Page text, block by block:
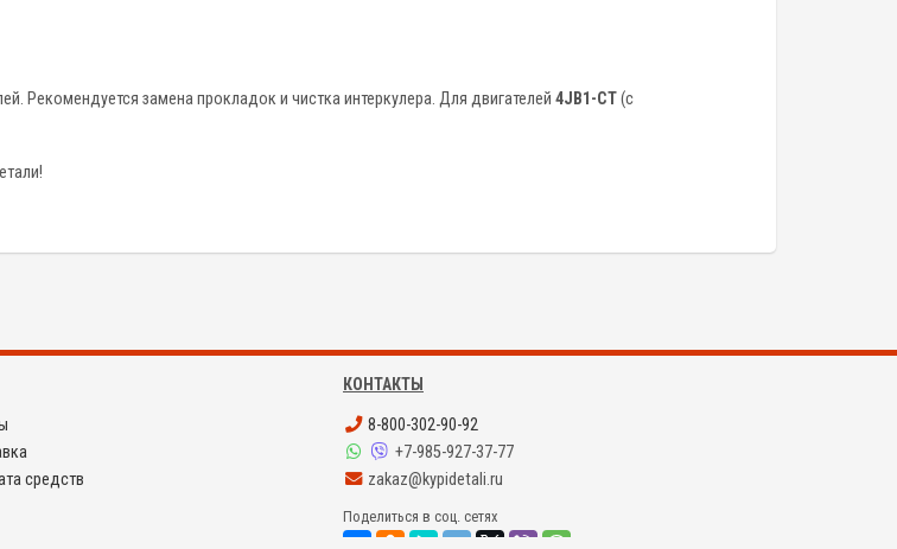
Рекомендуется замена прокладок и чистка интеркулера. Для двигателей 4JB1-CT(с
средств
КОНТАКТЫ
8-800-302-90-92
+7-985-927-37-77
zakaz@kypidetali.ru
Поделиться в соц. сетях